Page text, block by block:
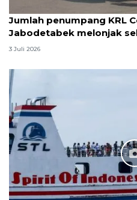
Jumlah penumpang KRL
Jabodetabek melonjak
3 Juli 2026